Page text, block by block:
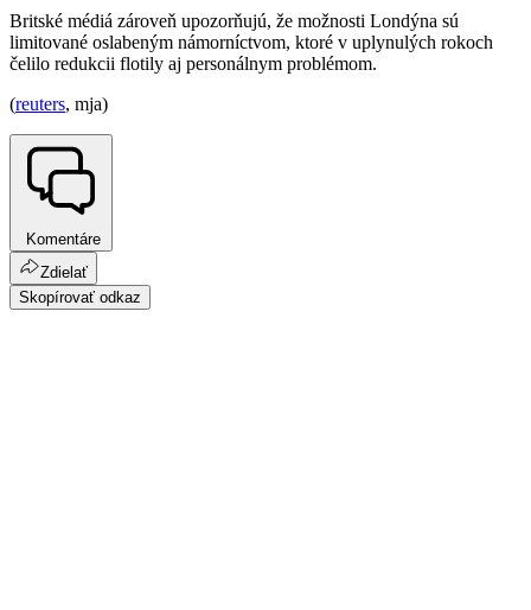
Britské médiá zároveň upozorňujú, že možnosti Londýna sú
limitované oslabeným námorníctvom, ktoré v uplynulých rokoch
čelilo redukcii flotily aj personálnym problémom.
(reuters, mja)
Komentáre
Zdielať
Skopírovať odkaz